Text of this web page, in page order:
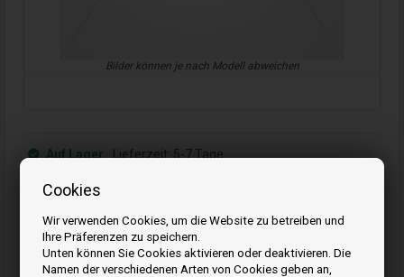
Cookies
Wir verwenden Cookies, um die Website zu betreiben und
Ihre Präferenzen zu speichern.
Unten können Sie Cookies aktivieren oder deaktivieren. Die
Namen der verschiedenen Arten von Cookies geben an,
Bilder können je nach Modell abweichen
Lieferzeit: 5-7 Tage
Auf Lager
Bestellen Sie Ihre Artikel vor 15:00 Uhr
Schnelle Lieferung - Paketnummer an E-Mail